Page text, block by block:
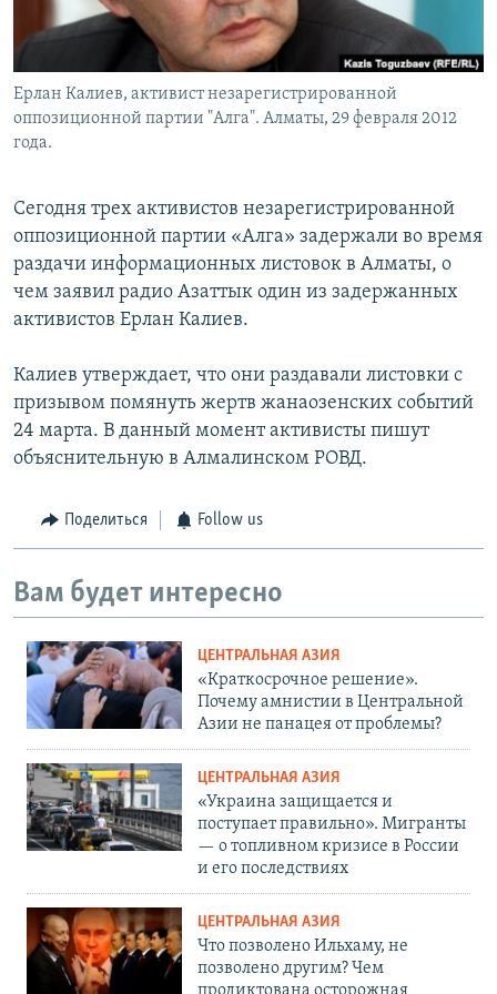
Ерлан Калиев, активист незарегистрированной
оппозиционной партии "Алга". Алматы, 29 февраля 2012
года.
Сегодня трех активистов незарегистрированной
оппозиционной партии «Алга» задержали во время
раздачи информационных листовок в Алматы, о
чем заявил радио Азаттык один из задержанных
активистов Ерлан Калиев.
Калиев утверждает, что они раздавали листовки с
призывом помянуть жертв жанаозенских событий
24 марта. В данный момент активисты пишут
объяснительную в Алмалинском РОВД.
Поделиться Follow us
Вам будет интересно
ЦЕНТРАЛЬНАЯ АЗИЯ
«Краткосрочное решение».
Почему амнистии в Центральной
Азии не панацея от проблемы?
ЦЕНТРАЛЬНАЯ АЗИЯ
«Украина защищается и
поступает правильно». Мигранты
— о топливном кризисе в России
и его последствиях
ЦЕНТРАЛЬНАЯ АЗИЯ
Что позволено Ильхаму, не
позволено другим? Чем